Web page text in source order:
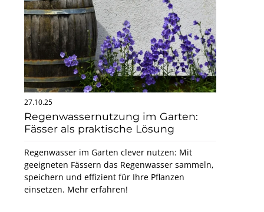
27.10.25
Regenwassernutzung im Garten:
Fässer als praktische Lösung
Regen­wasser im Garten clever nutzen: Mit
geeigneten Fässern das Regen­wasser sammeln,
speichern und effizient für Ihre Pflanzen
einsetzen. Mehr erfahren!